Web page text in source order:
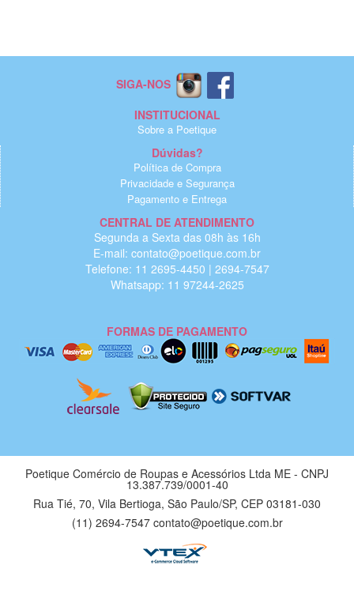
SIGA-NOS
INSTITUCIONAL
Sobre a Poetique
Dúvidas?
Política de Compra
Privacidade e Segurança
Pagamento e Entrega
CENTRAL DE ATENDIMENTO
Segunda a Sexta das 08h às 16h
E-mail: contato@poetique.com.br
Telefone: 11 2695-4450 | 2694-7547
Whatsapp: 11 97244-2625
FORMAS DE PAGAMENTO
Poetique Comércio de Roupas e Acessórios Ltda ME - CNPJ
13.387.739/0001-40
Rua Tié, 70, Vila Bertioga, São Paulo/SP, CEP 03181-030
(11) 2694-7547 contato@poetique.com.br